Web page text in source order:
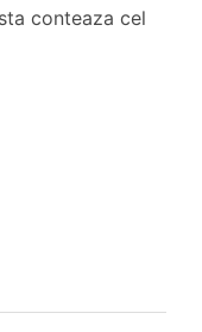
conteaza cel